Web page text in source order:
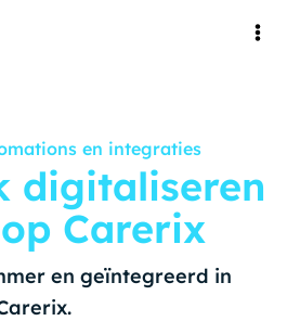
en integraties
digitaliseren
Carerix
en geïntegreerd in